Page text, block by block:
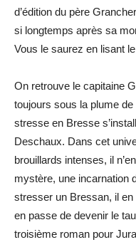
d’édition du père
si longtemps après sa
Vous le saurez en lisant
On retrouve le capitaine
toujours sous la plume de
stresse en Bresse
Deschaux. Dans cet
brouillards intenses, il
mystère, une incarnation
stresser un Bressan, il
en passe de devenir le
troisième roman pour